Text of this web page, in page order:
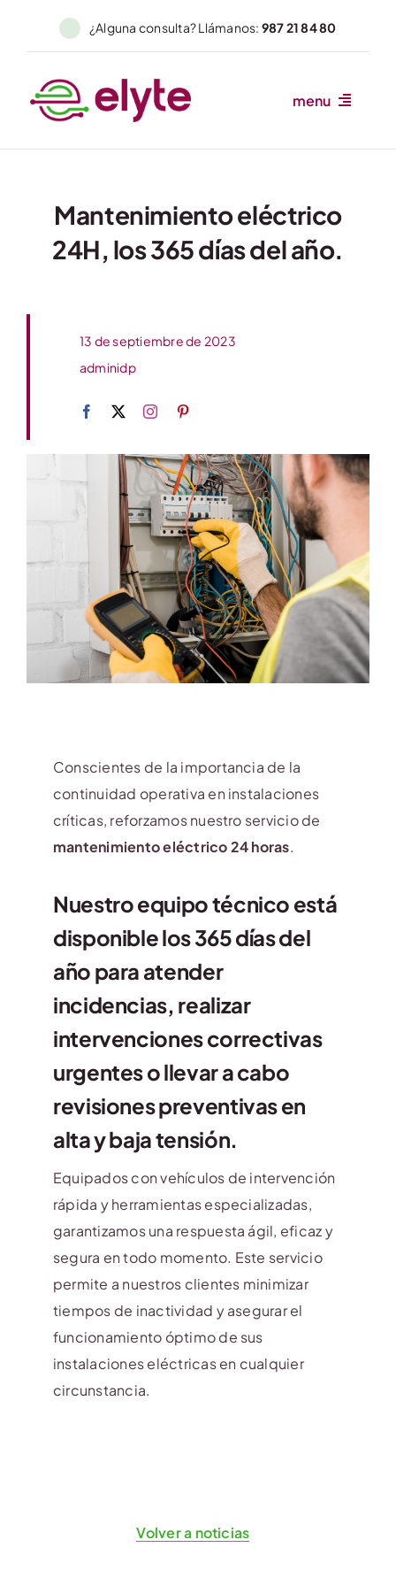
¿Alguna consulta? Llámanos: 987 21 84 80
menu
Servicios
Novedades
Contacto
Mantenimiento eléctrico
24H, los 365 días del año.
13 de septiembre de 2023
adminidp
Conscientes de la importancia de la
continuidad operativa en instalaciones
críticas, reforzamos nuestro servicio de
mantenimiento eléctrico 24 horas.
Nuestro equipo técnico está
disponible los 365 días del
año para atender
incidencias, realizar
intervenciones correctivas
urgentes o llevar a cabo
revisiones preventivas en
alta y baja tensión.
Equipados con vehículos de intervención
rápida y herramientas especializadas,
garantizamos una respuesta ágil, eficaz y
segura en todo momento. Este servicio
permite a nuestros clientes minimizar
tiempos de inactividad y asegurar el
funcionamiento óptimo de sus
instalaciones eléctricas en cualquier
circunstancia.
Volver a noticias